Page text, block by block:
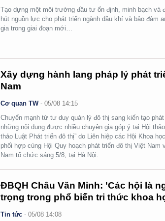
Tạo dựng một môi trường đầu tư ổn định, minh bạch và
hút nguồn lực cho phát triển ngành dầu khí và bảo đảm
gia trong giai đoạn mới…
Xây dựng hành lang pháp lý phát
Nam
Cơ quan TW-05/08 14:15
Chuyển mạnh từ tư duy quản lý đô thị sang kiến tạo
những nội dung được nhiều chuyên gia góp ý tại Hội
thảo Luật Phát triển đô thị” do Liên hiệp các Hội Khoa
phối hợp cùng Hội Quy hoạch phát triển đô thị Việt Nam
Nam tổ chức sáng 5/8, tại Hà Nội.
ĐBQH Châu Văn Minh: 'Các hội là
trọng trong phổ biến tri thức khoa
Tin tức -05/08 14:08